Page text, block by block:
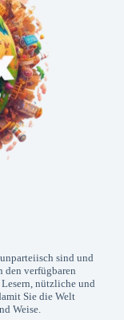
sind und
den verfügbaren
nützliche und
Sie die Welt
Weise.